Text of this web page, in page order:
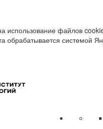
использование файлов
обрабатывается системой